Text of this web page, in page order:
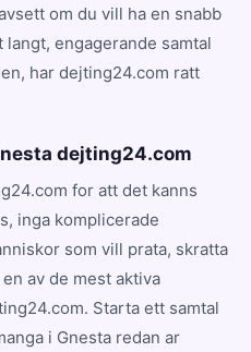
om du vill ha en snabb
engagerande samtal
har dejting24.com ratt
dejting24.com
for att det kanns
inga komplicerade
som vill prata, skratta
av de mest aktiva
Starta ett samtal
i Gnesta redan ar